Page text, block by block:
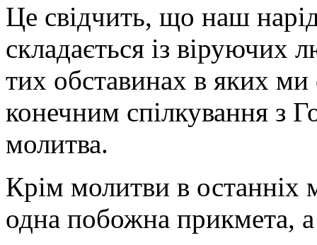
Це свідчить, що наш
складається із
тих обставинах в яких ми
конечним спілкування з
молитва.
Крім молитви в останніх
одна побожна прикмета, а